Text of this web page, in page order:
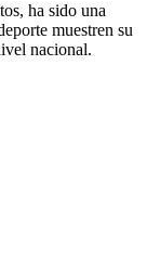
ha sido una
muestren su
nacional.